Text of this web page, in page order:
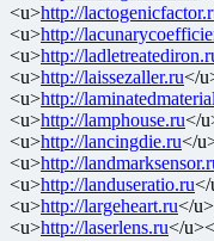
<u>http://
<u>http://
<u>http://
<u>http://laissezaller.ru</
<u>http://
<u>http://lamphouse.ru</
<u>http://lancingdie.ru</
<u>http://
<u>http://landuseratio.ru</
<u>http://largeheart.ru</
<u>http://laserlens.ru</